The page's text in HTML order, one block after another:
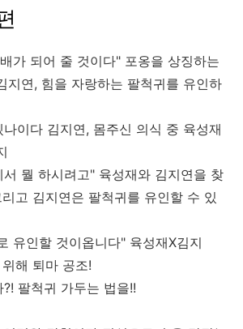
가 되어 줄 것이다" 포옹을 상징하는
지연, 힘을 자랑하는 팔척귀를 유인하
이다 김지연, 몸주신 의식 중 육성재
뭘 하시려고" 육성재와 김지연을 찾
고 김지연은 팔척귀를 유인할 수 있
유인할 것이옵니다" 육성재X김지
해 퇴마 공조!
팔척귀 가두는 법을!!